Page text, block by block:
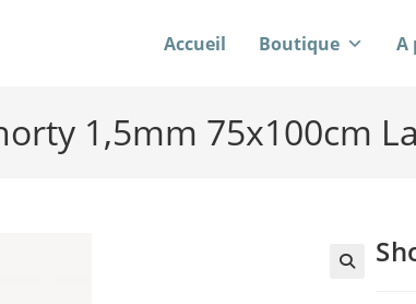
Accueil Boutique A
1,5mm 75x100cm